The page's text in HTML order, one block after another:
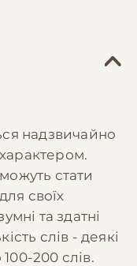
надзвичайно
стати
своїх
та здатні
слів - деякі
200 слів.